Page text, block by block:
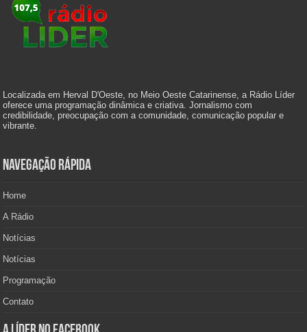
Localizada em Herval D'Oeste, no Meio Oeste Catarinense, a Rádio Líder
oferece uma programação dinâmica e criativa. Jornalismo com
credibilidade, preocupação com a comunidade, comunicação popular e
vibrante.
Navegação Rápida
Home
A Rádio
Notícias
Notícias
Programação
Contato